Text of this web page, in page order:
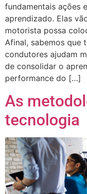
fundamentais ações
aprendizado. Elas
motorista possa
Afinal, sabemos que
condutores ajudam
de consolidar o
performance do […]
As
tecnologia